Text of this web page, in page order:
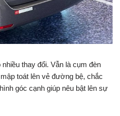
thay đổi. Vẫn là cụm đèn
toát lên vẻ đường bệ, chắc
góc cạnh giúp nêu bật lên sự